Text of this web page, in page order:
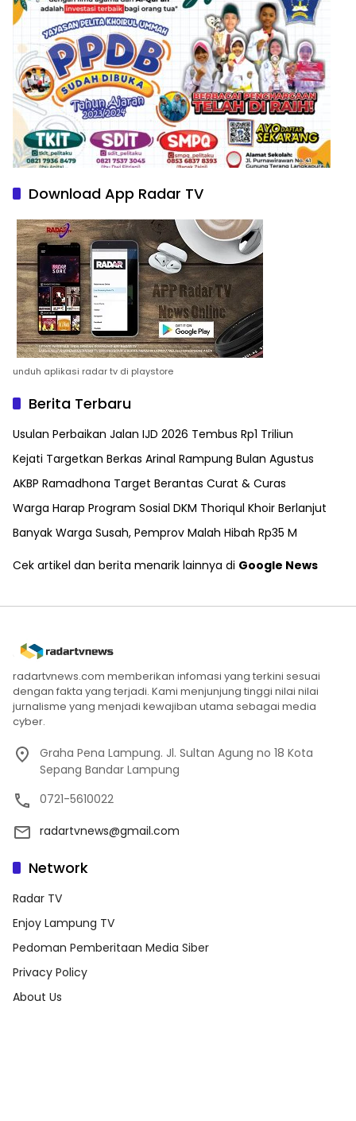
Download App Radar TV
unduh aplikasi radar tv di playstore
Berita Terbaru
Usulan Perbaikan Jalan IJD 2026 Tembus Rp1 Triliun
Kejati Targetkan Berkas Arinal Rampung Bulan Agustus
AKBP Ramadhona Target Berantas Curat & Curas
Warga Harap Program Sosial DKM Thoriqul Khoir Berlanjut
Banyak Warga Susah, Pemprov Malah Hibah Rp35 M
Cek artikel dan berita menarik lainnya di Google News
radartvnews.com memberikan infomasi yang terkini sesuai
dengan fakta yang terjadi. Kami menjunjung tinggi nilai nilai
jurnalisme yang menjadi kewajiban utama sebagai media
cyber.
Graha Pena Lampung. Jl. Sultan Agung no 18 Kota
Sepang Bandar Lampung
0721-5610022
radartvnews@gmail.com
Network
Radar TV
Enjoy Lampung TV
Pedoman Pemberitaan Media Siber
Privacy Policy
About Us